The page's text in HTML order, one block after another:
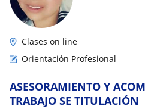
Clases on line
Orientación Profesional
ASESORAMIENTO Y
TRABAJO SE TITULACIÓN